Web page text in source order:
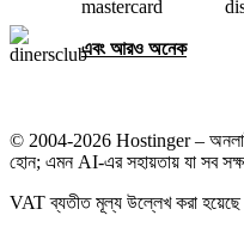
এবং আরও অনেক
© 2004-2026 Hostinger –
হোন; এমন AI-এর সহায়তায় যা সব
VAT ব্যতীত মূল্য উল্লেখ করা হয়েছে